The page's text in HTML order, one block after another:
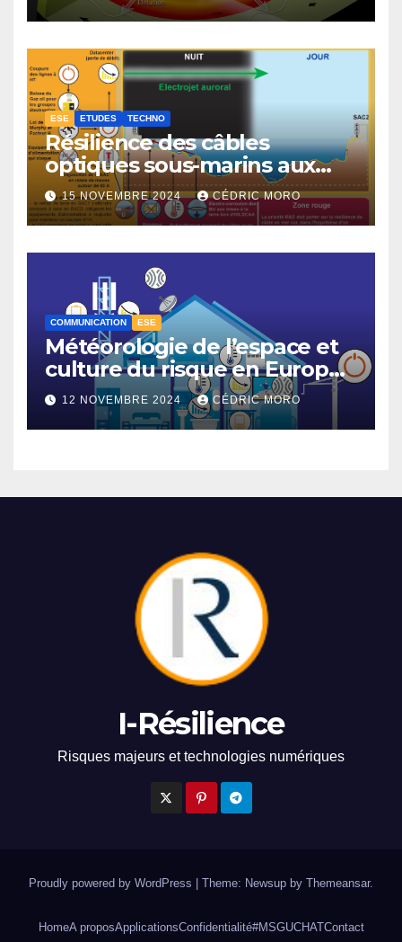
ESE ETUDES TECHNO
Résilience des câbles
optiques sous-marins aux
tempêtes géomagnétiques
majeures 3-3
15 NOVEMBRE 2024 CÉDRIC MORO
COMMUNICATION ESE
Météorologie de l’espace et
culture du risque en Europe –
3-112 NOVEMBRE 2024 CÉDRIC MORO
I-Résilience
Risques majeurs et technologies numériques
Proudly powered by WordPress Theme: Newsup by Themeansar.
HomeA proposApplicationsConfidentialité#MSGUCHATContact